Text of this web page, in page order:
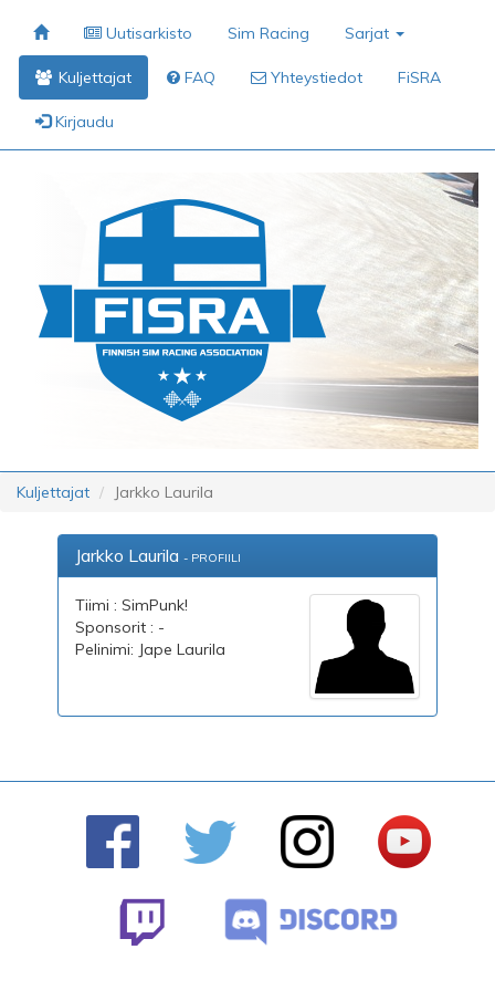
Uutisarkisto Sim Racing Sarjat
Kuljettajat FAQ Yhteystiedot FiSRA
Kirjaudu
Kuljettajat Jarkko Laurila
Jarkko Laurila - PROFIILI
Tiimi : SimPunk!
Sponsorit : -
Pelinimi: Jape Laurila